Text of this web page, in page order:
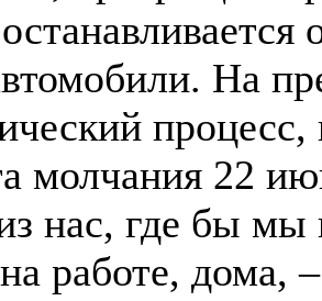
На
процесс,
22
нас, где бы мы
работе, дома,